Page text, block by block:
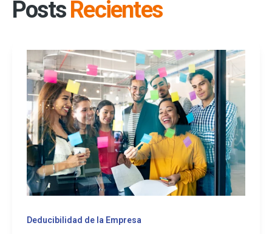
PostsRecientes
Deducibilidad de la Empresa